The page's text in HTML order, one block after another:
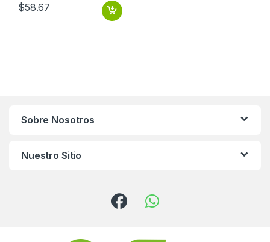
$58.67
Sobre Nosotros
Nuestro Sitio